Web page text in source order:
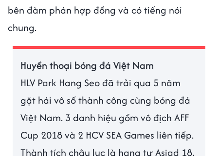
bên đàm phán hợp đồng và có tiếng nói
chung.
Huyền thoại bóng đá Việt Nam
HLV Park Hang Seo đã trải qua 5 năm
gặt hái vô số thành công cùng bóng đá
Việt Nam. 3 danh hiệu gồm vô địch AFF
Cup 2018 và 2 HCV SEA Games liên tiếp.
Thành tích châu lục là hạng tư Asiad 18,